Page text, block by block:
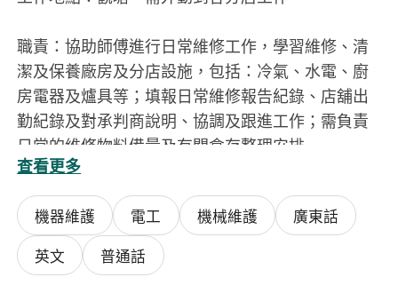
職責：協助師傅進行日常維修工作，學習維修、清
潔及保養廠房及分店設施，包括：冷氣、水電、廚
房電器及爐具等；填報日常維修報告紀錄、店舖出
勤紀錄及對承判商說明、協調及跟進工作；需負責
日常的維修物料備量及有關倉存整理安排
職位要求：會粵語，有全職工作經驗(可以不是維修
相關的)，如有任何維修相關經驗更佳
*公司會提供完善在職培訓計劃。完成培訓計劃後，
查看更多
機器維護 電工 機械維護
廣東話
英文
普通話